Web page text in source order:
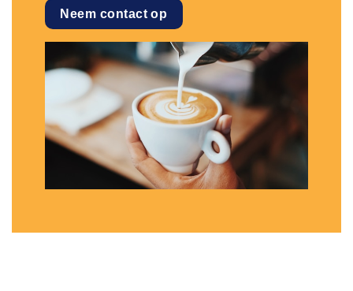
Neem contact op